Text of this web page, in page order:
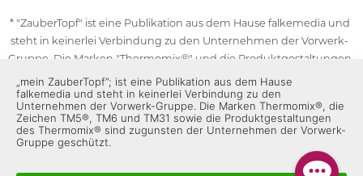
* "ZauberTopf" ist eine Publikation aus dem Hause falkemedia und
steht in keinerlei Verbindung zu den Unternehmen der Vorwerk-
Gruppe. Die Marken "Thermomix®" und die Produktgestaltungen
des "Thermomix®" sind eingetragene Marken der Unternehmen
der Vorwerk-Gruppe. Die Marken Thermomix®, die Zeichen TM5®,
TM6 und TM31 sowie die Produktgestaltungen des Thermomix®
sind zugunsten der Unternehmen der Vorwerk-Gruppe
geschützt. Für die Rezeptangaben in "ZauberTopf" ist
„mein ZauberTopf”; ist eine Publikation aus dem Hause
falkemedia und steht in keinerlei Verbindung zu den
Unternehmen der Vorwerk-Gruppe. Die Marken Thermomix®, die
Zeichen TM5®, TM6 und TM31 sowie die Produktgestaltungen
des Thermomix® sind zugunsten der Unternehmen der Vorwerk-
Gruppe geschützt.